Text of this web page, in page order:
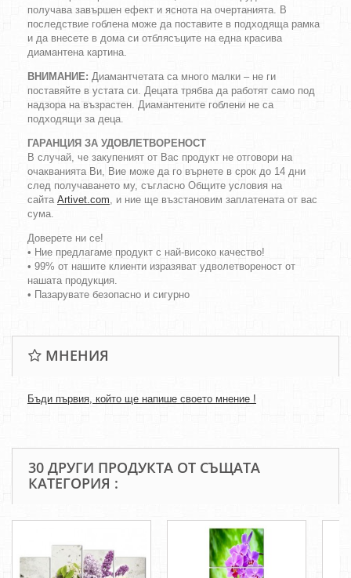
получава завършен ефект и яснота на очертанията. В
последствие гоблена може да поставите в подходяща рамка
и да внесете в дома си отблясъците на една красива
диамантена картина.
ВНИМАНИЕ: Диамантчетата са много малки – не ги
поставяйте в устата си. Децата трябва да работят само под
надзора на възрастен. Диамантените гоблени не са
подходящи за деца.
ГАРАНЦИЯ ЗА УДОВЛЕТВОРЕНОСТ
В случай, че закупеният от Вас продукт не отговори на
очакванията Ви, Вие може да го върнете в срок до 14 дни
след получаването му, съгласно Общите условия на
сайта Artivet.com, и ние ще възстановим заплатената от вас
сума.
Доверете ни се!
• Ние предлагаме продукт с най-високо качество!
• 99% от нашите клиенти изразяват удволетвореност от
нашата продукция.
• Пазарувате безопасно и сигурно
МНЕНИЯ
Бъди първия, който ще напише своето мнение !
30 ДРУГИ ПРОДУКТА ОТ СЪЩАТА
КАТЕГОРИЯ :